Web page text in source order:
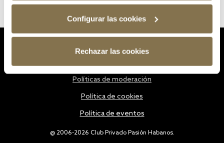
Configurar las cookies
Rechazar las cookies
@ 2006-2026 Club Privado Pasión Habanos.
Políticas de moderación
Política de cookies
Política de eventos